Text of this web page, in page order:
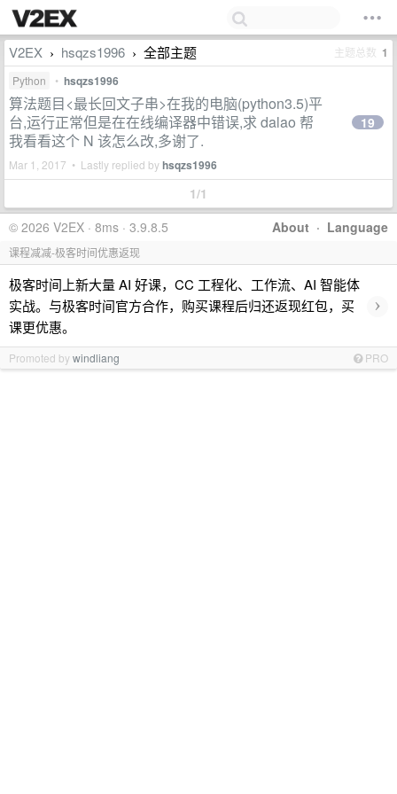
V2EX › hsqzs1996 › 全部主题 主题总数 1
Python • hsqzs1996
算法题目<最长回文子串>在我的电脑(python3.5)平
台,运行正常但是在在线编译器中错误,求 dalao 帮
我看看这个 N 该怎么改,多谢了.
Mar 1, 2017 • Lastly replied byhsqzs1996
19
1/1
About · Language
© 2026 V2EX · 8ms · 3.9.8.5
课程减减-极客时间优惠返现
极客时间上新大量 AI 好课，CC 工程化、工作流、AI 智能体
实战。与极客时间官方合作，购买课程后归还返现红包，买
课更优惠。
›
Promoted bywindliang PRO